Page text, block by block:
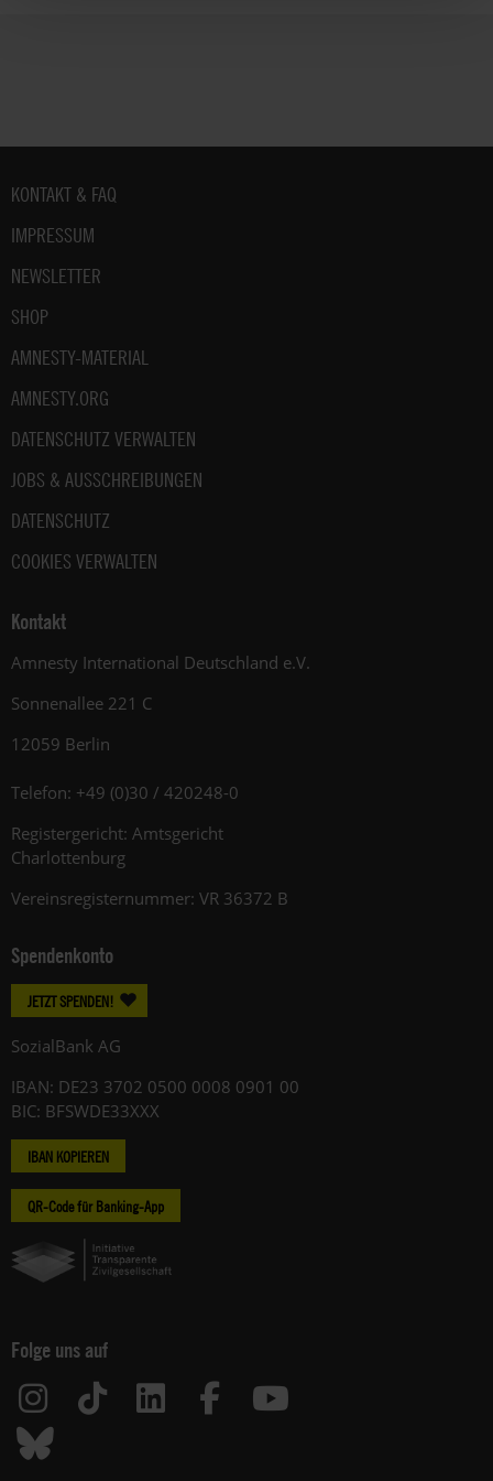
Fußbereich
KONTAKT & FAQ
IMPRESSUM
NEWSLETTER
SHOP
AMNESTY-MATERIAL
AMNESTY.ORG
DATENSCHUTZ VERWALTEN
JOBS & AUSSCHREIBUNGEN
DATENSCHUTZ
COOKIES VERWALTEN
Kontakt
Amnesty International Deutschland e.V.
Sonnenallee 221 C
12059 Berlin
Telefon: +49 (0)30 / 420248-0
Registergericht: Amtsgericht
Charlottenburg
Vereinsregisternummer: VR 36372 B
Spendenkonto
JETZT SPENDEN!
SozialBank AG
IBAN: DE23 3702 0500 0008 0901 00
BIC: BFSWDE33XXX
IBAN KOPIEREN
QR-Code für Banking-App
Folge uns auf